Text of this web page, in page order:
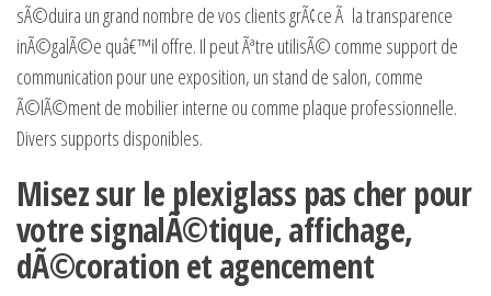
sÃ©duira un grand nombre de vos clients grÃ¢ce Ã la transparence
inÃ©galÃ©e quâ€™il offre. Il peut Ãªtre utilisÃ© comme support de
communication pour une exposition, un stand de salon, comme
Ã©lÃ©ment de mobilier interne ou comme plaque professionnelle.
Divers supports disponibles.
Misez sur le plexiglass pas cher pour
votre signalÃ©tique, affichage,
dÃ©coration et agencement